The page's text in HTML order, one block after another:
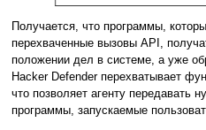
Получается, что программы,
перехваченные вызовы API,
положении дел в системе, а уже
Hacker Defender перехватывает
что позволяет агенту передавать
программы, запускаемые